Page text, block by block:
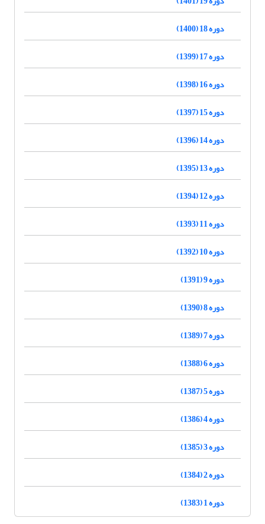
دوره 18 (1400)
دوره 17 (1399)
دوره 16 (1398)
دوره 15 (1397)
دوره 14 (1396)
دوره 13 (1395)
دوره 12 (1394)
دوره 11 (1393)
دوره 10 (1392)
دوره 9 (1391)
دوره 8 (1390)
دوره 7 (1389)
دوره 6 (1388)
دوره 5 (1387)
دوره 4 (1386)
دوره 3 (1385)
دوره 2 (1384)
دوره 1 (1383)